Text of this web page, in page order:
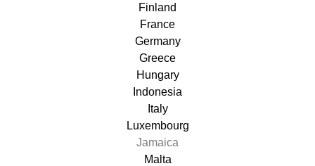
Finland
France
Germany
Greece
Hungary
Indonesia
Italy
Luxembourg
Jamaica
Malta